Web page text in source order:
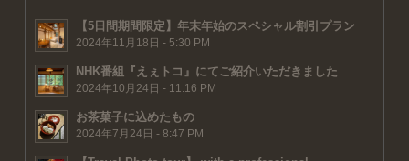
【5日間期間限定】年末年始のスペシャル割引プラン
2024年11月18日 - 5:30 PM
NHK番組『えぇトコ』にてご紹介いただきました
2024年10月24日 - 11:16 PM
お茶菓子に込めたもの
2024年7月24日 - 8:47 PM